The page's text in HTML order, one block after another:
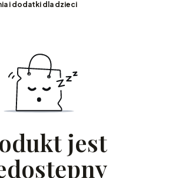
i dodatki dla dzieci
jest